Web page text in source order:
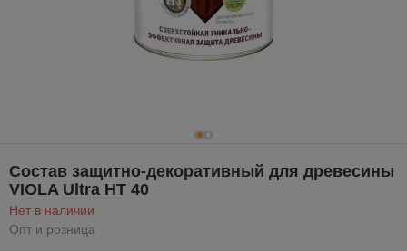
Состав защитно-декоративный для древесины
VIOLA Ultra HT 40
Нет в наличии
Опт и розница